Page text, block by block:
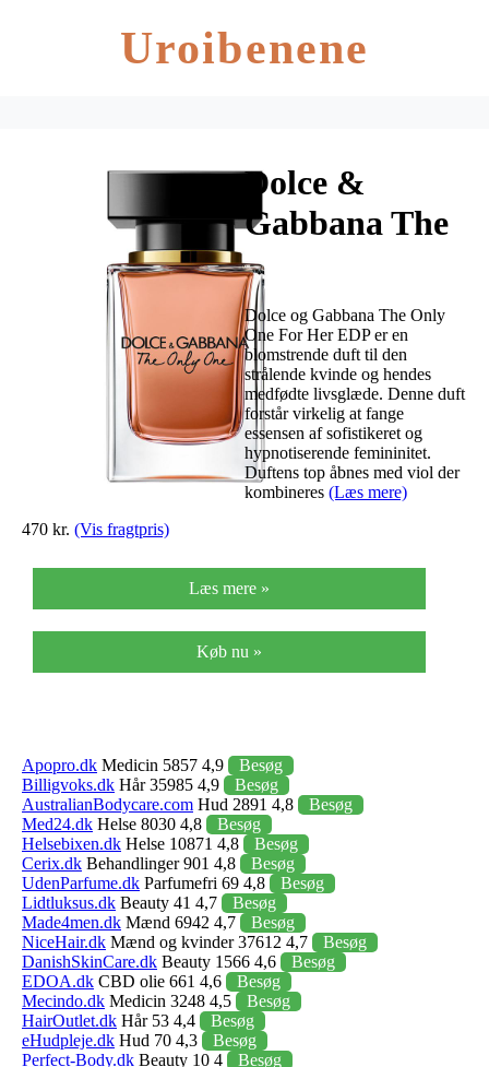
Uroibenene
Dolce &
Gabbana The
Only One For
Her EDP 30
ml
Dolce og Gabbana The Only
One For Her EDP er en
blomstrende duft til den
strålende kvinde og hendes
medfødte livsglæde. Denne duft
forstår virkelig at fange
essensen af sofistikeret og
hypnotiserende femininitet.
Duftens top åbnes med viol der
kombineres (Læs mere)
470 kr. (Vis fragtpris)
Læs mere »
Køb nu »
Apopro.dk Medicin 5857 4,9
Besøg
Billigvoks.dk Hår 35985 4,9
Besøg
AustralianBodycare.com Hud 2891 4,8
Besøg
Med24.dk Helse 8030 4,8
Besøg
Helsebixen.dk Helse 10871 4,8
Besøg
Cerix.dk Behandlinger 901 4,8
Besøg
UdenParfume.dk Parfumefri 69 4,8
Besøg
Lidtluksus.dk Beauty 41 4,7
Besøg
Made4men.dk Mænd 6942 4,7
Besøg
NiceHair.dk Mænd og kvinder 37612 4,7
Besøg
DanishSkinCare.dk Beauty 1566 4,6
Besøg
EDOA.dk CBD olie 661 4,6
Besøg
Mecindo.dk Medicin 3248 4,5
Besøg
HairOutlet.dk Hår 53 4,4
Besøg
eHudpleje.dk Hud 70 4,3
Besøg
Perfect-Body.dk Beauty 10 4
Besøg